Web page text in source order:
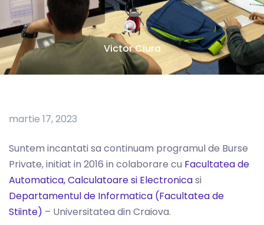
Victor Ciura
martie 17, 2023
Suntem incantati sa continuam programul de Burse
Private, initiat in 2016 in colaborare cu Facultatea de
Automatica, Calculatoare si Electronicasi
Departamentul de Informatica (Facultatea de
Stiinte) – Universitatea din Craiova.